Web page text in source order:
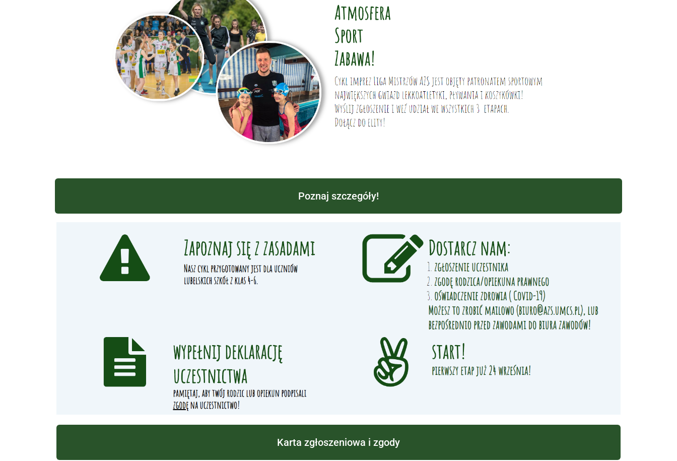
Poznaj szczegóły!
Karta zgłoszeniowa i zgody